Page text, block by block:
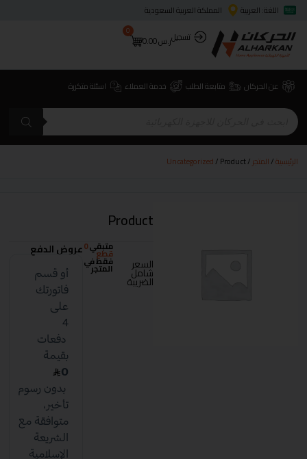
اللغة: العربية
المملكة العربية السعودية
تسجيلر.س0.00
0
عن الحركان متابعة الطلب خدمة العملاء اسئلة متكررة
الرئيسية/المتجر/
Uncategorized/ Product
Product
السعر
شامل
الضريبة
متبقي0
قطع
فقط في
المتجر
عروض الدفع